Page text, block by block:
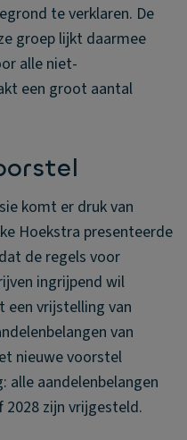
te verklaren. De
groep lijkt daarmee
alle niet-
een groot aantal
komt er druk van
Hoekstra presenteerde
de regels voor
ingrijpend wil
een vrijstelling van
van
nieuwe voorstel
aandelenbelangen
2028 zijn vrijgesteld.